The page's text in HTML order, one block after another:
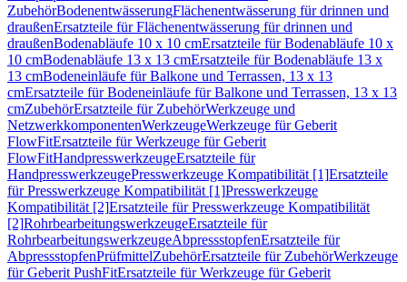
ZubehörBodenentwässerungFlächenentwässerung für drinnen und
draußenErsatzteile für Flächenentwässerung für drinnen und
draußenBodenabläufe 10 x 10 cmErsatzteile für Bodenabläufe 10 x
10 cmBodenabläufe 13 x 13 cmErsatzteile für Bodenabläufe 13 x
13 cmBodeneinläufe für Balkone und Terrassen, 13 x 13
cmErsatzteile für Bodeneinläufe für Balkone und Terrassen, 13 x 13
cmZubehörErsatzteile für ZubehörWerkzeuge und
NetzwerkkomponentenWerkzeugeWerkzeuge für Geberit
FlowFitErsatzteile für Werkzeuge für Geberit
FlowFitHandpresswerkzeugeErsatzteile für
HandpresswerkzeugePresswerkzeuge Kompatibilität [1]Ersatzteile
für Presswerkzeuge Kompatibilität [1]Presswerkzeuge
Kompatibilität [2]Ersatzteile für Presswerkzeuge Kompatibilität
[2]RohrbearbeitungswerkzeugeErsatzteile für
RohrbearbeitungswerkzeugeAbpressstopfenErsatzteile für
AbpressstopfenPrüfmittelZubehörErsatzteile für ZubehörWerkzeuge
für Geberit PushFitErsatzteile für Werkzeuge für Geberit